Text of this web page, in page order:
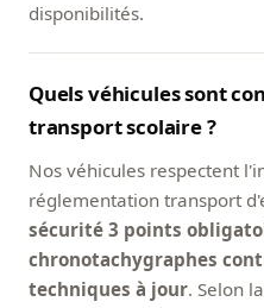
disponibilités.
Quels véhicules sont
transport scolaire ?
Nos véhicules respectent
réglementation transport
sécurité 3 points
chronotachygraphes
techniques à jour. Selon